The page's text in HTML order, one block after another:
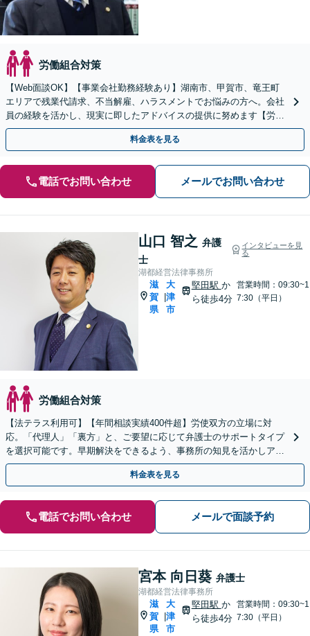
労働組合対策
【Web面談OK】【事業会社勤務経験あり】湖南市、甲賀市、竜王町
エリアで残業代請求、不当解雇、ハラスメントでお悩みの方へ。会社
員の経験を活かし、現実に即したアドバイスの提供に努めます【労使
双方に対応】【甲西駅1分】
料金表を見る
電話でお問い合わせ メールでお問い合わせ
山口 智之 弁護
士
インタビューを見
る
湖都経営法律事務所
滋
賀
県
大
津
市
堅田駅 か
ら徒歩4分
営業時間：09:30~1
7:30（平日）
労働組合対策
【法テラス利用可】【年間相談実績400件超】労使双方の立場に対
応。「代理人」「裏方」と、ご要望に応じて弁護士のサポートタイプ
を選択可能です。早期解決をできるよう、事務所の知見を活かしアド
バイスいたします【堅田駅4分】【無料駐車場あり】
料金表を見る
電話でお問い合わせ メールで面談予約
宮本 向日葵 弁護士
湖都経営法律事務所
滋
賀
県
大
津
市
堅田駅 か
ら徒歩4分
営業時間：09:30~1
7:30（平日）